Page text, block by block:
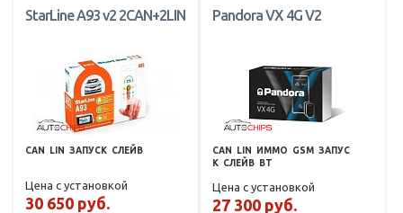
StarLine A93 v2 2CAN+2LIN
CAN LIN ЗАПУСК СЛЕЙВ
Цена с установкой
30 650 руб.
Pandora VX 4G V2
CAN LIN ИММО GSM ЗАПУС
К СЛЕЙВ BT
Цена с установкой
27 300 руб.